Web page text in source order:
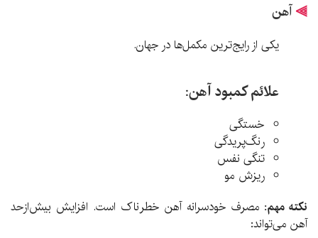
⫸آهن
یکی از رایج‌ترین مکمل‌ها در جهان.
علائم کمبود آهن:
خستگی
رنگ‌پریدگی
تنگی نفس
ریزش مو
نکته مهم: مصرف خودسرانه آهن خطرناک است. افزایش بیش‌ازحد
آهن می‌تواند: